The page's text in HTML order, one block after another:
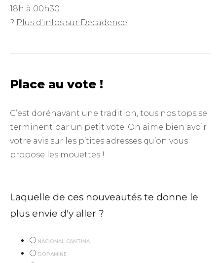
18h à 00h30
? Plus d’infos sur Décadence
Place au vote !
C’est dorénavant une tradition, tous nos tops se
terminent par un petit vote. On aime bien avoir
votre avis sur les p’tites adresses qu’on vous
propose les mouettes !
Laquelle de ces nouveautés te donne le
plus envie d'y aller ?
NACIONAL CANTINA
DOPAMINE